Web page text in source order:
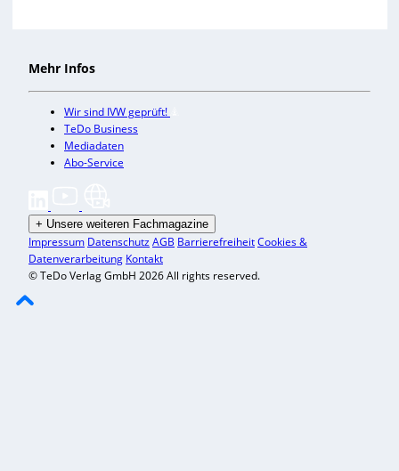
Mehr Infos
Wir sind IVW geprüft!
TeDo Business
Mediadaten
Abo-Service
+ Unsere weiteren Fachmagazine
Impressum DatenschutzAGB BarrierefreiheitCookies &
Datenverarbeitung Kontakt
© TeDo Verlag GmbH 2026 All rights reserved.